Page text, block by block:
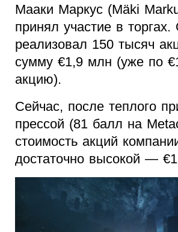
Мааки Маркус (Mäki
принял участие в торгах.
реализовал 150 тысяч
сумму €1,9 млн (уже по
акцию).
Сейчас, после теплого
прессой (81 балл на
стоимость акций
достаточно высокой —